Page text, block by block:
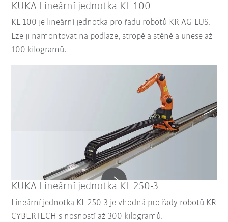
KUKA Lineární jednotka KL 100
KL 100 je lineární jednotka pro řadu robotů KR AGILUS.
Lze ji namontovat na podlaze, stropě a stěně a unese až
100 kilogramů.
KUKA Lineární jednotka KL 250-3
Lineární jednotka KL 250-3 je vhodná pro řady robotů KR
CYBERTECH s nosností až 300 kilogramů.